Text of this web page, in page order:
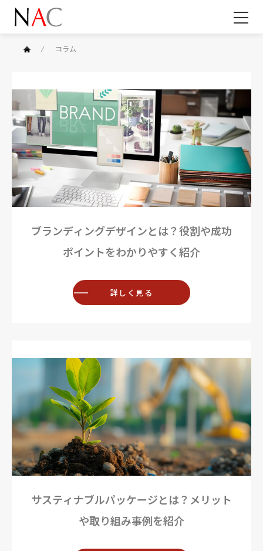
⁄ コラム
ブランディングデザインとは？役割や成功
ポイントをわかりやすく紹介
詳しく見る
サスティナブルパッケージとは？メリット
や取り組み事例を紹介